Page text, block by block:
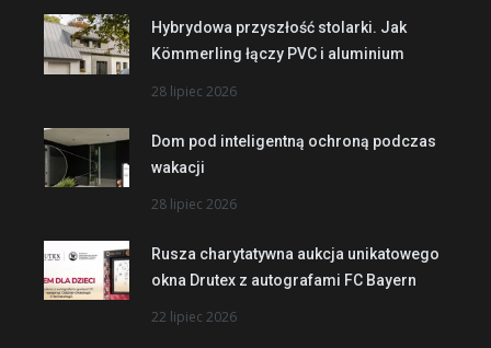
Hybrydowa przyszłość stolarki. Jak
Kömmerling łączy PVC i aluminium
28 lipiec 2026
Dom pod inteligentną ochroną podczas
wakacji
28 lipiec 2026
Rusza charytatywna aukcja unikatowego
okna Drutex z autografami FC Bayern
22 lipiec 2026